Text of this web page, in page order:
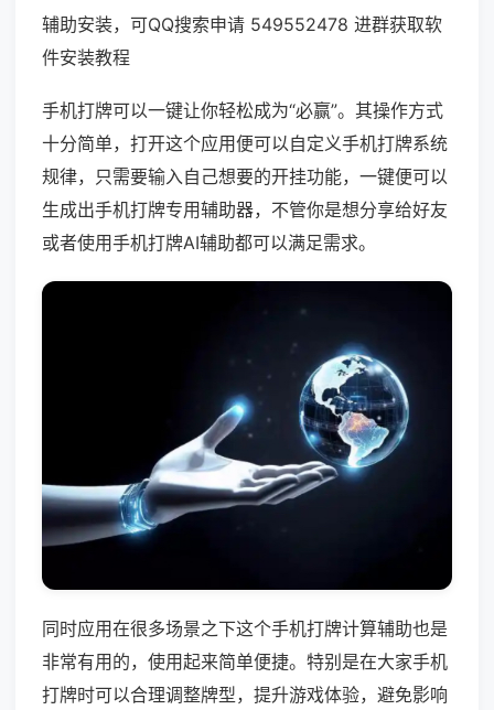
辅助安装，可QQ搜索申请 549552478 进群获取软
件安装教程
手机打牌可以一键让你轻松成为“必赢”。其操作方式
十分简单，打开这个应用便可以自定义手机打牌系统
规律，只需要输入自己想要的开挂功能，一键便可以
生成出手机打牌专用辅助器，不管你是想分享给好友
或者使用手机打牌AI辅助都可以满足需求。
同时应用在很多场景之下这个手机打牌计算辅助也是
非常有用的，使用起来简单便捷。特别是在大家手机
打牌时可以合理调整牌型，提升游戏体验，避免影响